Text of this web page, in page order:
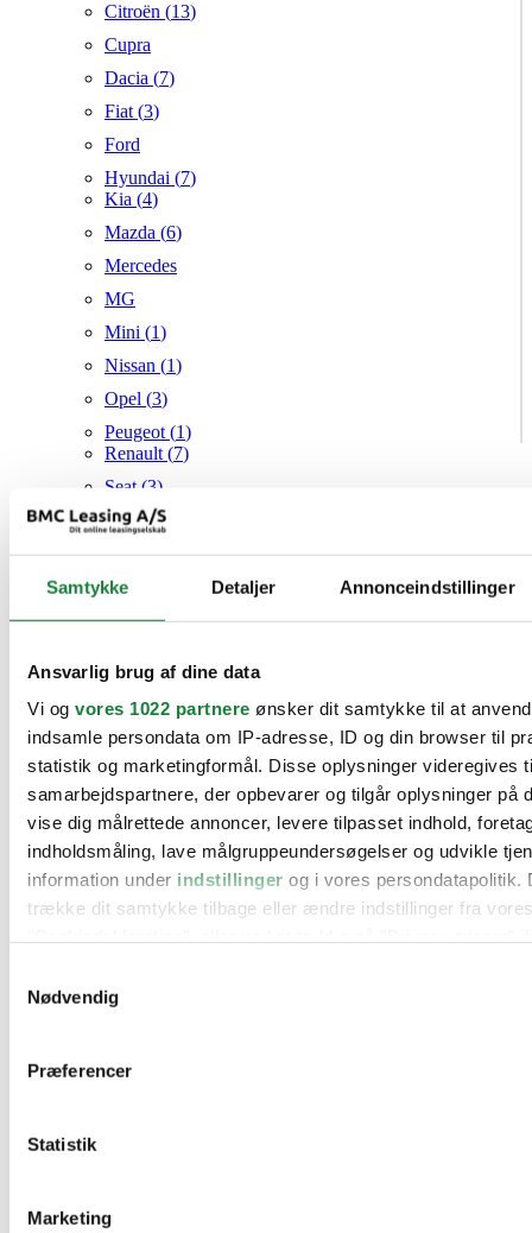
Samtykke Detaljer Annonceindstillinger
Ansvarlig brug af dine data
Vi og vores 1022 partnere ønsker dit samtykke til at
indsamle persondata om IP-adresse, ID og din browser til
statistik og marketingformål. Disse oplysninger videregives
samarbejdspartnere, der opbevarer og tilgår oplysninger på
vise dig målrettede annoncer, levere tilpasset indhold,
indholdsmåling, lave målgruppeundersøgelser og udvikle
information under indstillinger og i vores persondatapolitik.
trække dit samtykke tilbage eller ændre indstillinger fra
Hvis du tillader det, vil vi også gerne:
Identificere din enhed baseret på en scanning af
Dine valg anvendes på hele websitet.
Nødvendig
Præferencer
Statistik
Marketing
Citroën (13)
Cupra
Dacia (7)
Fiat (3)
Ford
Hyundai (7)
Kia (4)
Mazda (6)
Mercedes
MG
Mini (1)
Nissan (1)
Opel (3)
Peugeot (1)
Renault (7)
Seat (3)
Skoda (1
Suzuki
Tesla
Toyota (1)
Audi
BMW
Citroën
Cupra
Dacia
Fiat
Ford
Hyundai
Mercedes
MG
Peugeot
Suzuki
Øvrige informationer